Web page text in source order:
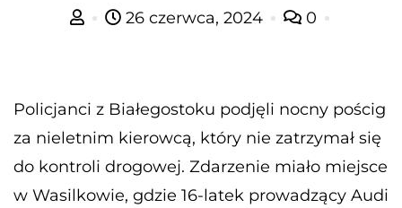
26 czerwca, 2024 0
Policjanci z Białegostoku podjęli nocny pościg
za nieletnim kierowcą, który nie zatrzymał się
do kontroli drogowej. Zdarzenie miało miejsce
w Wasilkowie, gdzie 16-latek prowadzący Audi